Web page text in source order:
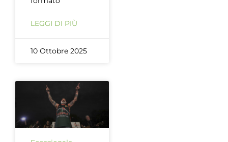
LEGGI DI PIÙ
10 Ottobre 2025